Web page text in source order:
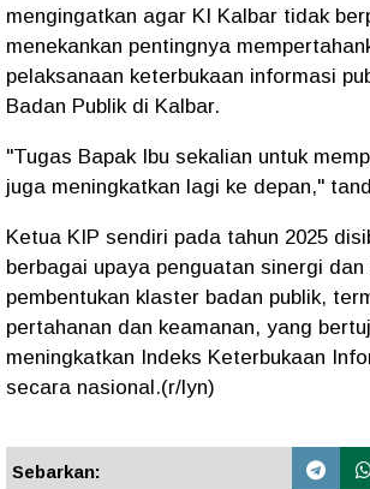
mengingatkan agar KI Kalbar tidak
menekankan pentingnya
pelaksanaan keterbukaan informasi
Badan Publik di Kalbar.
​"Tugas Bapak Ibu sekalian untuk
juga meningkatkan lagi ke depan,"
​Ketua KIP sendiri pada tahun 2025
berbagai upaya penguatan sinergi dan
pembentukan klaster badan publik,
pertahanan dan keamanan, yang
meningkatkan Indeks Keterbukaan
secara nasional.(r/lyn)
Sebarkan: